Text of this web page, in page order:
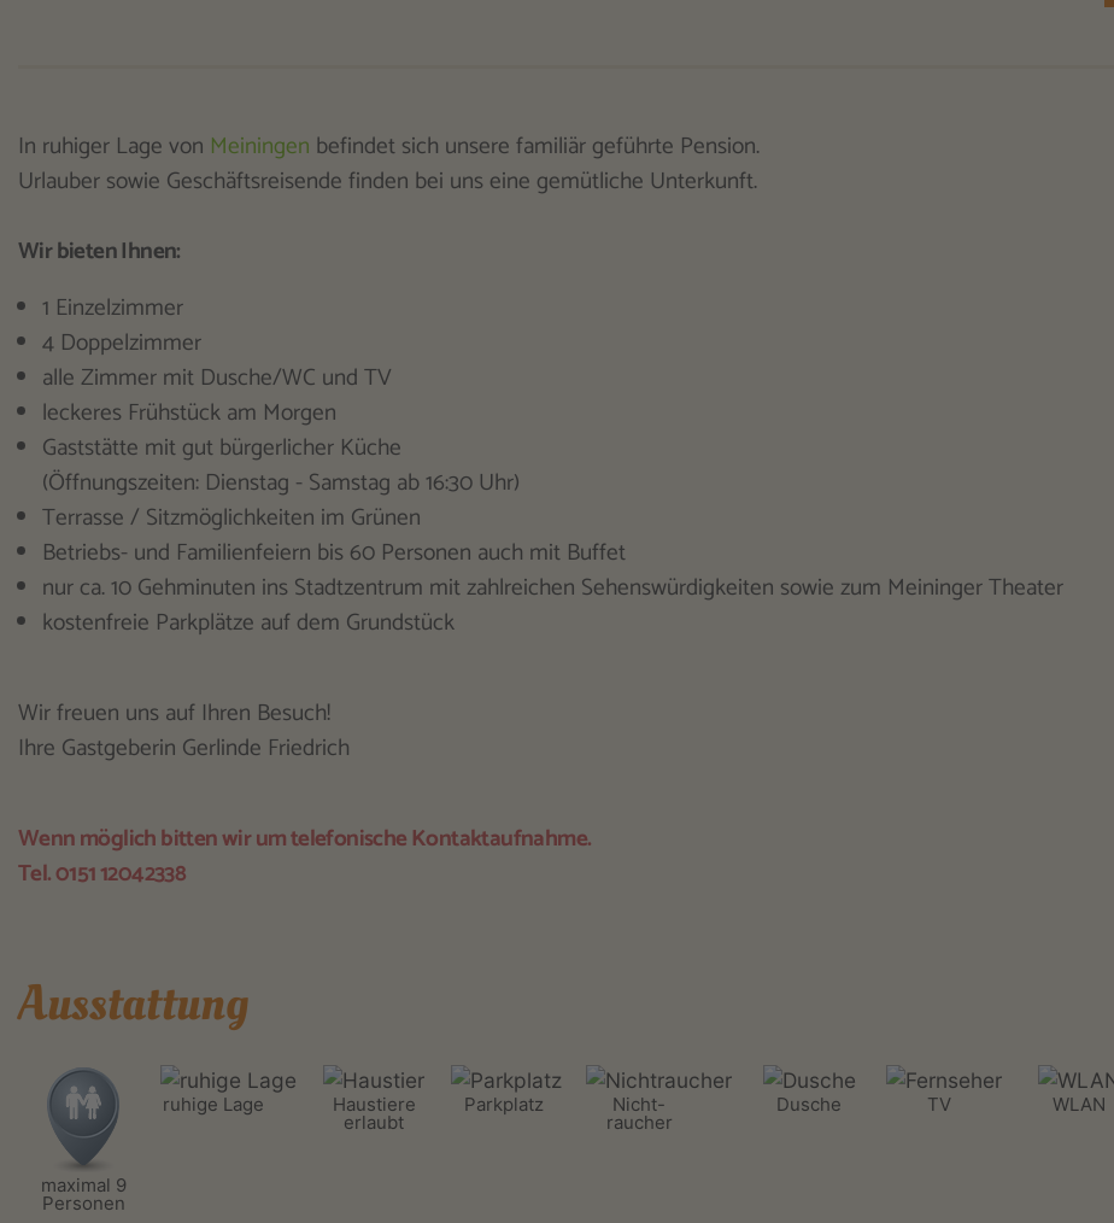
In ruhiger Lage von Meiningen befindet sich unsere familiär geführte Pension.
Urlauber sowie Geschäftsreisende finden bei uns eine gemütliche Unterkunft.
Wir bieten Ihnen:
1 Einzelzimmer
4 Doppelzimmer
alle Zimmer mit Dusche/WC und TV
leckeres Frühstück am Morgen
Gaststätte mit gut bürgerlicher Küche
(Öffnungszeiten: Dienstag - Samstag ab 16:30 Uhr)
Terrasse / Sitzmöglichkeiten im Grünen
Betriebs- und Familienfeiern bis 60 Personen auch mit Buffet
nur ca. 10 Gehminuten ins Stadtzentrum mit zahlreichen Sehenswürdigkeiten sowie zum Meininger Theater
kostenfreie Parkplätze auf dem Grundstück
Wir freuen uns auf Ihren Besuch!
Ihre Gastgeberin Gerlinde Friedrich
Wenn möglich bitten wir um telefonische Kontaktaufnahme.
Tel. 0151 12042338
Ausstattung
maximal 9
Personen
ruhige Lage Haustiere
erlaubt
Parkplatz Nicht-
raucher
Dusche TV WLAN